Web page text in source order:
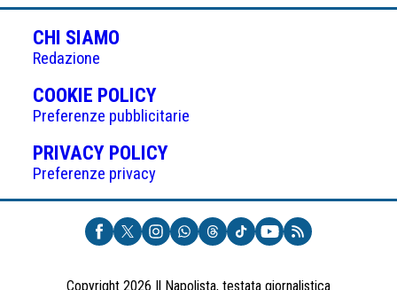
CHI SIAMO
Redazione
COOKIE POLICY(APRE
IN
UNA
NUOVA
Preferenze pubblicitarie
PRIVACY POLICY(APRE
UNA
NUOVA
SCHEDA)
Preferenze privacy
Copyright 2026 Il Napolista, testata giornalistica